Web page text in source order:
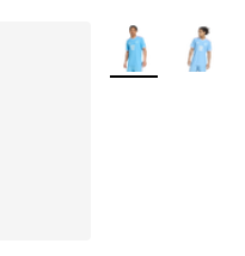
Weitere Farben